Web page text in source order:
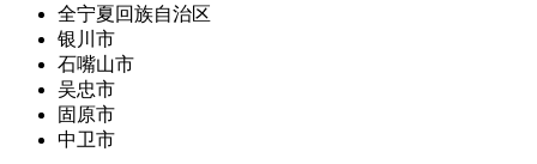
全宁夏回族自治区
银川市
石嘴山市
吴忠市
固原市
中卫市